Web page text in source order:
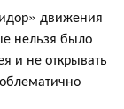
движения
нельзя было
и не открывать